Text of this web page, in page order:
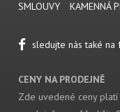
SMLOUVY
KAMENNÁ
sledujte nás také na
CENY NA PRODEJNĚ
Zde uvedené ceny